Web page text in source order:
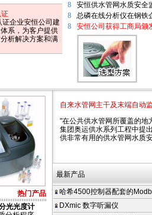
企业安恒公司建
系，为客户提供
析解决方案和满
8
安恒供水管网水质安全
8
总磷在线分析仪在钢铁
8
安恒公司获得工商局颁
热门产品
光光度计
自来水管网主干及末端自动
"在公共供水管网所覆盖的地
集团奥运供水系列工程中提
供非常有用的供水管网水质
最新产品
哈希4500控制器配套的
DXmic 数字听漏仪